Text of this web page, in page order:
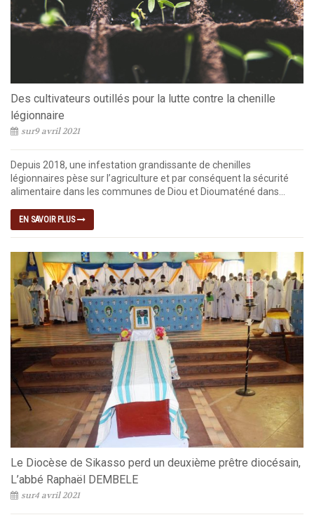
Des cultivateurs outillés pour la lutte contre la chenille
légionnaire
sur9 avril 2021
Depuis 2018, une infestation grandissante de chenilles
légionnaires pèse sur l’agriculture et par conséquent la sécurité
alimentaire dans les communes de Diou et Dioumaténé dans...
EN SAVOIR PLUS
Le Diocèse de Sikasso perd un deuxième prêtre diocésain,
L’abbé Raphaël DEMBELE
sur4 avril 2021